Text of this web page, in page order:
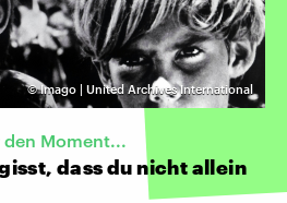
©Imago | United Archives International
den Moment...
dass du nicht allein